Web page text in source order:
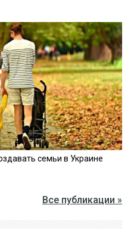
семьи в Украине
Все публикации »